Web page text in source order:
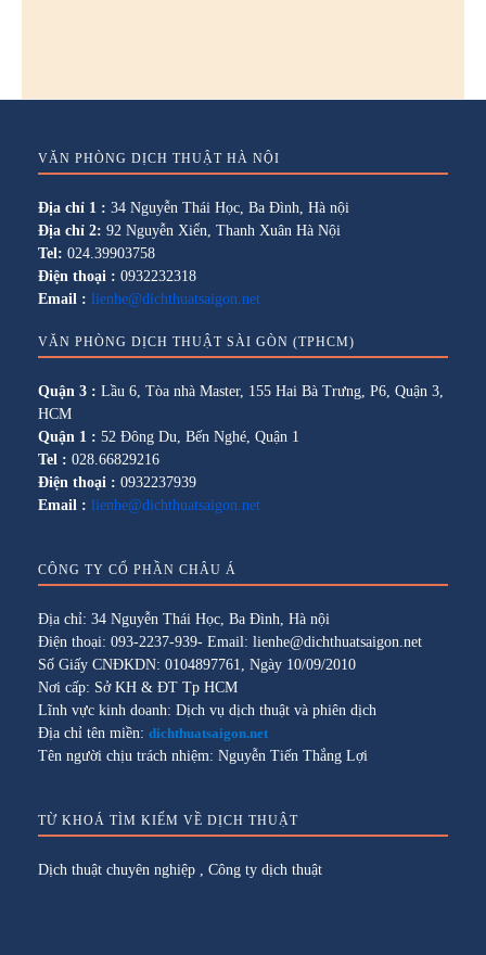
VĂN PHÒNG DỊCH THUẬT HÀ NỘI
Địa chỉ 1 : 34 Nguyễn Thái Học, Ba Đình, Hà nội
Địa chỉ 2: 92 Nguyễn Xiển, Thanh Xuân Hà Nội
Tel: 024.39903758
Điện thoại : 0932232318
Email : lienhe@dichthuatsaigon.net
VĂN PHÒNG DỊCH THUẬT SÀI GÒN (TPHCM)
Quận 3 : Lầu 6, Tòa nhà Master, 155 Hai Bà Trưng, P6, Quận 3,
HCM
Quận 1 : 52 Đông Du, Bến Nghé, Quận 1
Tel : 028.66829216
Điện thoại : 0932237939
Email : lienhe@dichthuatsaigon.net
CÔNG TY CỔ PHẦN CHÂU Á
Địa chỉ: 34 Nguyễn Thái Học, Ba Đình, Hà nội
Điện thoại: 093-2237-939- Email: lienhe@dichthuatsaigon.net
Số Giấy CNĐKDN: 0104897761, Ngày 10/09/2010
Nơi cấp: Sở KH & ĐT Tp HCM
Lĩnh vực kinh doanh: Dịch vụ dịch thuật và phiên dịch
Địa chỉ tên miền: dichthuatsaigon.net
Tên người chịu trách nhiệm: Nguyễn Tiến Thắng Lợi
TỪ KHOÁ TÌM KIẾM VỀ DỊCH THUẬT
Dịch thuật chuyên nghiệp , Công ty dịch thuật